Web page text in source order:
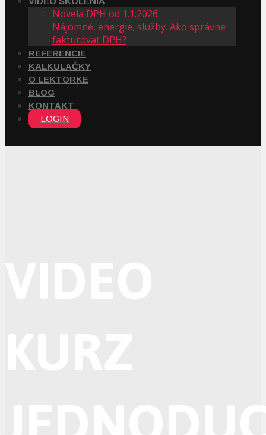
Novela DPH od 1.1.2026
Nájomné, energie, služby. Ako správne
fakturovať DPH?
REFERENCIE
KALKULAČKY
O LEKTORKE
BLOG
KONTAKT
LOGIN